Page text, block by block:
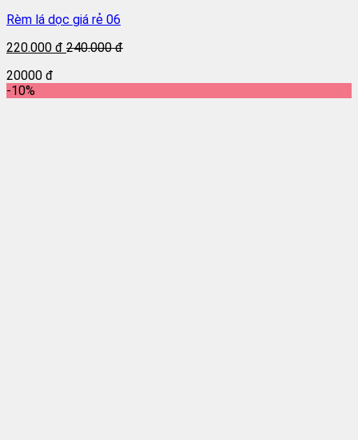
Rèm lá dọc giá rẻ 06
220.000 đ 240.000 đ
20000 đ
-10%